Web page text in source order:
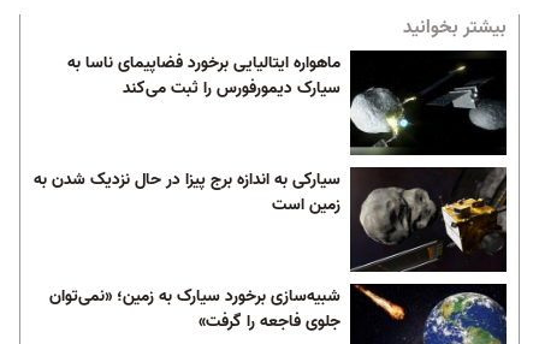
بیشتر بخوانید
ماهواره ایتالیایی برخورد فضاپیمای ناسا به
سیارک دیمورفورس را ثبت می‌کند
سیارکی به اندازه برج پیزا در حال نزدیک شدن به
زمین است
شبیه‌سازی برخورد سیارک به زمین؛ «نمی‌توان
جلوی فاجعه‌ را گرفت»